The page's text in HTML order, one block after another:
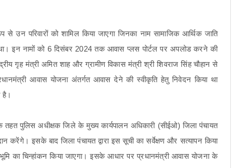
उन परिवारों को शामिल किया जाएगा जिनका नाम सामाजिक आर्थिक जाति
इन नामों को 6 दिसंबर 2024 तक आवास प्लस पोर्टल पर अपलोड करने की
गृह मंत्री अमित शाह और ग्रामीण विकास मंत्री श्री शिवराज सिंह चौहान से
आवास योजना अंतर्गत आवास देने की स्वीकृति हेतु निवेदन किया था
है।
पुलिस अधीक्षक जिले के मुख्य कार्यपालन अधिकारी (सीईओ) जिला पंचायत
करेंगे। इसके बाद जिला पंचायत द्वारा इस सूची का सर्वेक्षण और सत्यापन किया
का चिन्हांकन किया जाएगा। इसके आधार पर प्रधानमंत्री आवास योजना के